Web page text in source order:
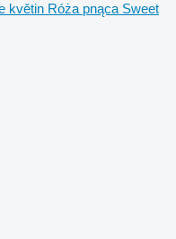
květin Róża pnąca Sweet